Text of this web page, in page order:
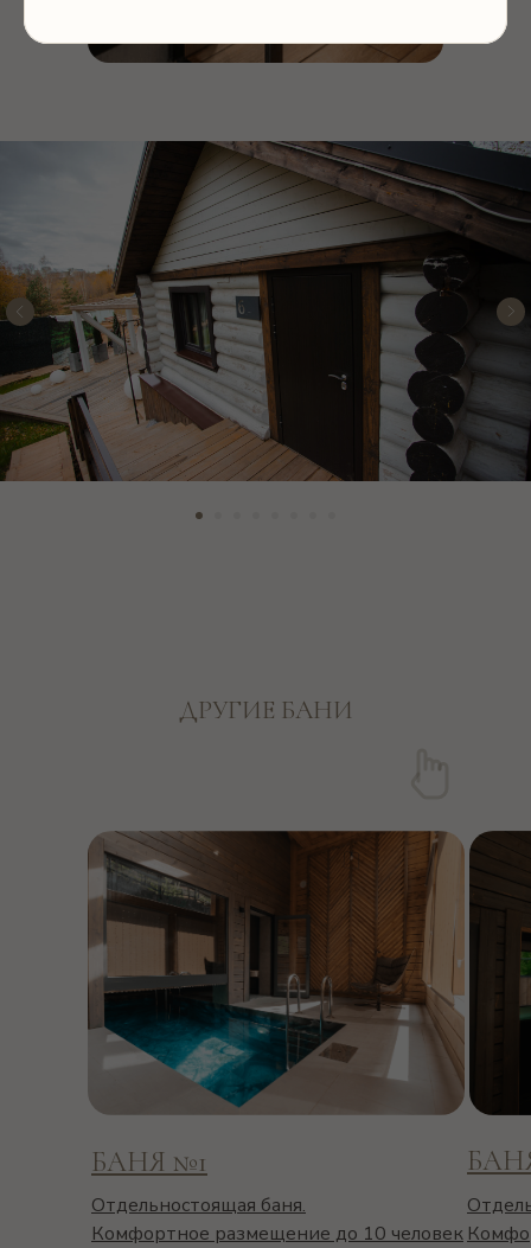
ДРУГИЕ БАНИ
БАНЯ №1
Отдельностоящая баня.
Комфортное размещение до 10 человек